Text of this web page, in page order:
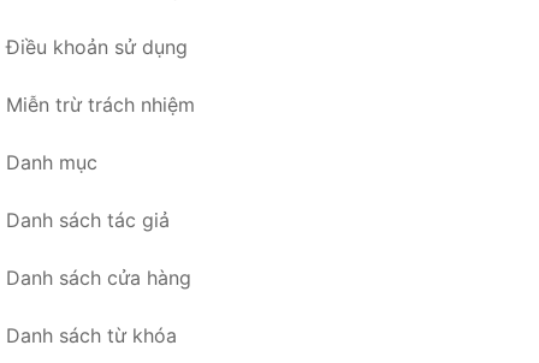
Điều khoản sử dụng
Miễn trừ trách nhiệm
Danh mục
Danh sách tác giả
Danh sách cửa hàng
Danh sách từ khóa